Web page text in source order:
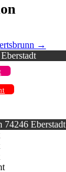
→
Eberstadt